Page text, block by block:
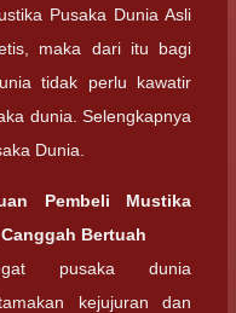
Pusaka Dunia Asli
maka dari itu bagi
tidak perlu kawatir
dunia. Selengkapnya
Dunia.
Pembeli Mustika
Bertuah
pusaka dunia
kejujuran dan